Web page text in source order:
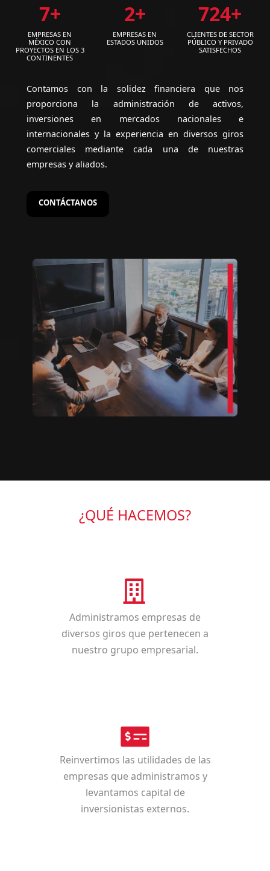
7+
EMPRESAS EN
MÉXICO CON
PROYECTOS EN LOS 3
CONTINENTES
2+
EMPRESAS EN
ESTADOS UNIDOS
724+
CLIENTES DE SECTOR
PÚBLICO Y PRIVADO
SATISFECHOS
Contamos con la solidez financiera que nos
proporciona la administración de activos,
inversiones en mercados nacionales e
internacionales y la experiencia en diversos giros
comerciales mediante cada una de nuestras
empresas y aliados.
CONTÁCTANOS
¿QUÉ HACEMOS?
Administramos empresas de
diversos giros que pertenecen a
nuestro grupo empresarial.
Reinvertimos las utilidades de las
empresas que administramos y
levantamos capital de
inversionistas externos.